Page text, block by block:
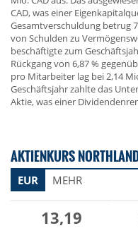
CAD, was einer
Gesamtverschuldung betrug
von Schulden zu
beschäftigte zum
Rückgang von 6,87 %
pro Mitarbeiter lag bei 2,14
Geschäftsjahr zahlte das
Aktie, was einer
AKTIENKURS
EUR MEHR
13,19